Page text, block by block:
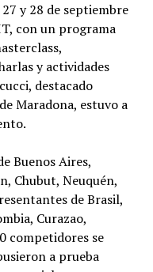
y 28 de septiembre
con un programa
y actividades
destacado
Maradona, estuvo a
Buenos Aires,
Chubut, Neuquén,
de Brasil,
Curazao,
competidores se
a prueba